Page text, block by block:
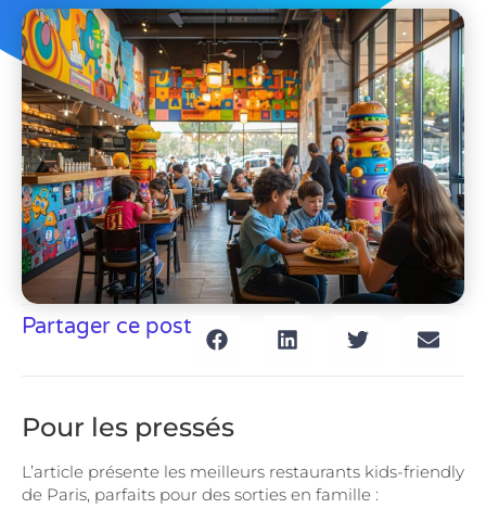
Partager ce post
Pour les pressés
L’article présente les meilleurs restaurants kids-friendly
de Paris, parfaits pour des sorties en famille :